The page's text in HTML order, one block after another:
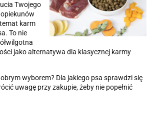
Twojego
karm
To nie
jako alternatywa dla klasycznej karmy
wyborem? Dla jakiego psa sprawdzi się
uwagę przy zakupie, żeby nie popełnić